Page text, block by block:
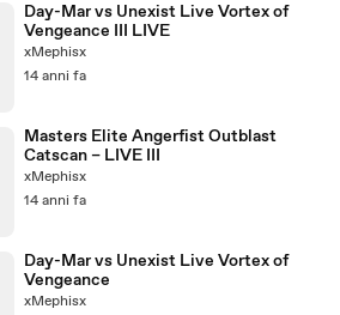
Day-Mar vs Unexist Live Vortex of
Vengeance III LIVE
xMephisx
14 anni fa
Masters Elite Angerfist Outblast
Catscan – LIVE III
xMephisx
14 anni fa
Day-Mar vs Unexist Live Vortex of
Vengeance
xMephisx